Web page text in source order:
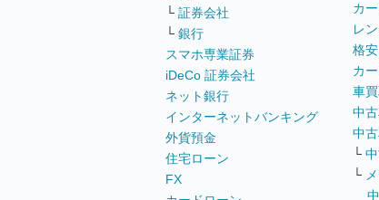
└ 証券会社
└ 銀行
スマホ専業証券
iDeCo 証券会社
ネット銀行
インターネットバンキング
外貨預金
住宅ローン
FX
カ
レ
格
カ
車
中
中
└
└
中